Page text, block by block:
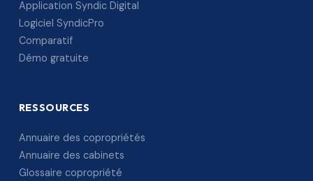
Application Syndic Digital
Logiciel SyndicPro
Comparatif
Démo gratuite
RESSOURCES
Annuaire des copropriétés
Annuaire des cabinets
Glossaire copropriété